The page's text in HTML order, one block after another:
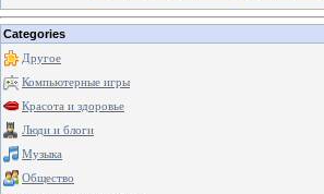
Categories
Другое
Компьютерные игры
Красота и здоровье
Люди и блоги
Музыка
Общество